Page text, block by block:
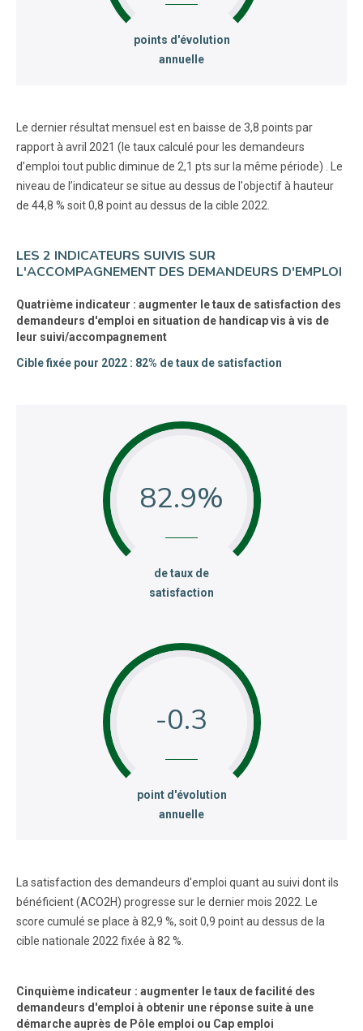
:points d'évolution
annuelle
Le dernier résultat mensuel est en baisse de 3,8 points par
rapport à avril 2021 (le taux calculé pour les demandeurs
d’emploi tout public diminue de 2,1 pts sur la même période) . Le
niveau de l’indicateur se situe au dessus de l'objectif à hauteur
de 44,8 % soit 0,8 point au dessus de la cible 2022.
LES 2 INDICATEURS SUIVIS SUR
L'ACCOMPAGNEMENT DES DEMANDEURS D'EMPLOI
Quatrième indicateur : augmenter le taux de satisfaction des
demandeurs d'emploi en situation de handicap vis à vis de
leur suivi/accompagnement
Cible fixée pour 2022 : 82% de taux de satisfaction
82.9
:de taux de
satisfaction
-0.3
:point d'évolution
annuelle
La satisfaction des demandeurs d'emploi quant au suivi dont ils
bénéficient (ACO2H) progresse sur le dernier mois 2022. Le
score cumulé se place à 82,9 %, soit 0,9 point au dessus de la
cible nationale 2022 fixée à 82 %.
Cinquième indicateur : augmenter le taux de facilité des
demandeurs d'emploi à obtenir une réponse suite à une
démarche auprès de Pôle emploi ou Cap emploi